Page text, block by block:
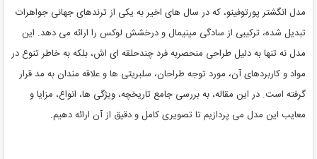
مدل انگشتر پورتوفینو، که در سال های اخیر به یکی از ترندهای جهانی جواهرات
تبدیل شده، ترکیبی از سادگی مینیمال و درخشش لوکس را ارائه می دهد. این
مدل نه تنها به دلیل طراحی منحصربه فرد چندحلقه ای اش، بلکه به خاطر تنوع در
مواد و کاربردهای آن، مورد توجه طراحان، سلبریتی ها و علاقه مندان به مد قرار
گرفته است. در این مقاله، به بررسی جامع تاریخچه، ویژگی ها، انواع، مزایا و
معایب این مدل می پردازیم تا تصویری کامل و دقیق از آن ارائه دهیم.